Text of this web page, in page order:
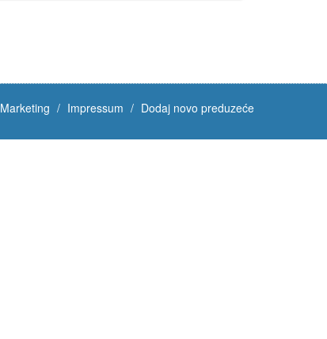
Marketing Impressum Dodaj novo preduzeće